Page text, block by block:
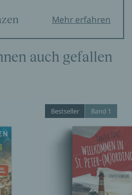
Mehr erfahren
auch gefallen
Bestseller Band 1